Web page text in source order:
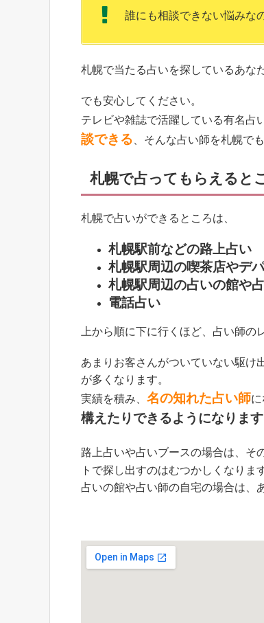
誰にも相談できない悩みな
札幌で当たる占いを探しているあな
でも安心してください。
テレビや雑誌で活躍している有名占
談できる 、そんな占い師を札幌で
札幌で占ってもらえると
札幌で占いができるところは、
札幌駅前などの路上占い
札幌駅周辺の喫茶店やデ
札幌駅周辺の占いの館や
電話占い
上から順に下に行くほど、占い師の
あまりお客さんがついていない駆け
が多くなります。
実績を積み、 名の知れた占い師に
構えたりできるようになります
路上占いや占いブースの場合は、そ
トで探し出すのはむつかしくなりま
占いの館や占い師の自宅の場合は、